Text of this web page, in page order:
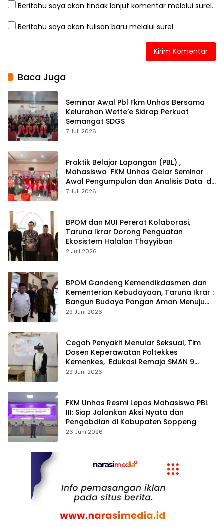
Beritahu saya akan tindak lanjut komentar melalui surel.
Beritahu saya akan tulisan baru melalui surel.
Baca Juga
Seminar Awal Pbl Fkm Unhas Bersama
Kelurahan Wette’e Sidrap Perkuat
Semangat SDGS
7 Juli 2026
Praktik Belajar Lapangan (PBL) ,
Mahasiswa FKM Unhas Gelar Seminar
Awal Pengumpulan dan Analisis Data di
Kelurahan Amparita Sidrap
7 Juli 2026
BPOM dan MUI Pererat Kolaborasi,
Taruna Ikrar Dorong Penguatan
Ekosistem Halalan Thayyiban
2 Juli 2026
BPOM Gandeng Kemendikdasmen dan
Kementerian Kebudayaan, Taruna Ikrar :
Bangun Budaya Pangan Aman Menuju
Indonesia Emas 2045
29 Juni 2026
Cegah Penyakit Menular Seksual, Tim
Dosen Keperawatan Poltekkes
Kemenkes, Edukasi Remaja SMAN 9
Menggunakan
29 Juni 2026
FKM Unhas Resmi Lepas Mahasiswa PBL
III: Siap Jalankan Aksi Nyata dan
Pengabdian di Kabupaten Soppeng
26 Juni 2026